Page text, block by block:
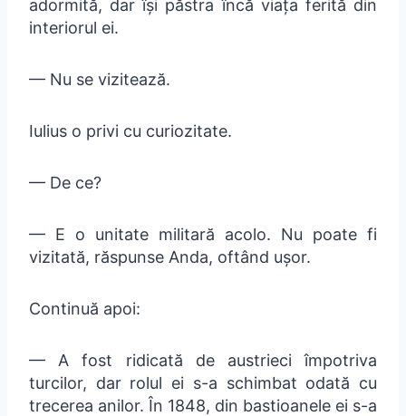
adormită, dar își păstra încă viața ferită din
interiorul ei.
— Nu se vizitează.
Iulius o privi cu curiozitate.
— De ce?
— E o unitate militară acolo. Nu poate fi
vizitată, răspunse Anda, oftând ușor.
Continuă apoi:
— A fost ridicată de austrieci împotriva
turcilor, dar rolul ei s-a schimbat odată cu
trecerea anilor. În 1848, din bastioanele ei s-a